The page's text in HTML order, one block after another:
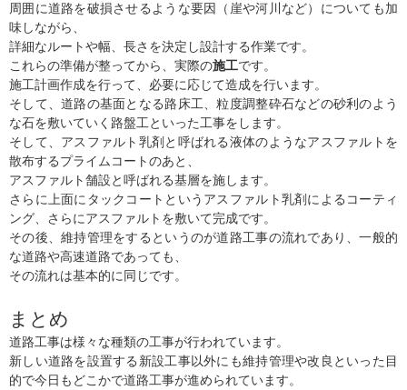
周囲に道路を破損させるような要因（崖や河川など）についても加
味しながら、
詳細なルートや幅、長さを決定し設計する作業です。
これらの準備が整ってから、実際の施工です。
施工計画作成を行って、必要に応じて造成を行います。
そして、道路の基面となる路床工、粒度調整砕石などの砂利のよう
な石を敷いていく路盤工といった工事をします。
そして、アスファルト乳剤と呼ばれる液体のようなアスファルトを
散布するプライムコートのあと、
アスファルト舗設と呼ばれる基層を施します。
さらに上面にタックコートというアスファルト乳剤によるコーティ
ング、さらにアスファルトを敷いて完成です。
その後、維持管理をするというのが道路工事の流れであり、一般的
な道路や高速道路であっても、
その流れは基本的に同じです。
まとめ
道路工事は様々な種類の工事が行われています。
新しい道路を設置する新設工事以外にも維持管理や改良といった目
的で今日もどこかで道路工事が進められています。